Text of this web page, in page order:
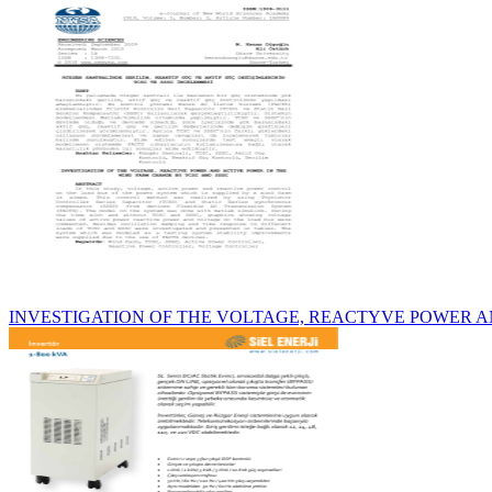
INVESTIGATION OF THE VOLTAGE, REACTYVE POWER